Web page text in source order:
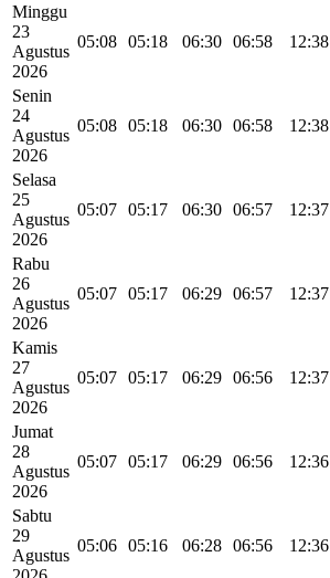
Minggu
23
Agustus
2026
05:08 05:18 06:30 06:58 12:38
Senin
24
Agustus
2026
05:08 05:18 06:30 06:58 12:38
Selasa
25
Agustus
2026
05:07 05:17 06:30 06:57 12:37
Rabu
26
Agustus
2026
05:07 05:17 06:29 06:57 12:37
Kamis
27
Agustus
2026
05:07 05:17 06:29 06:56 12:37
Jumat
28
Agustus
2026
05:07 05:17 06:29 06:56 12:36
Sabtu
29
Agustus
05:06 05:16 06:28 06:56 12:36